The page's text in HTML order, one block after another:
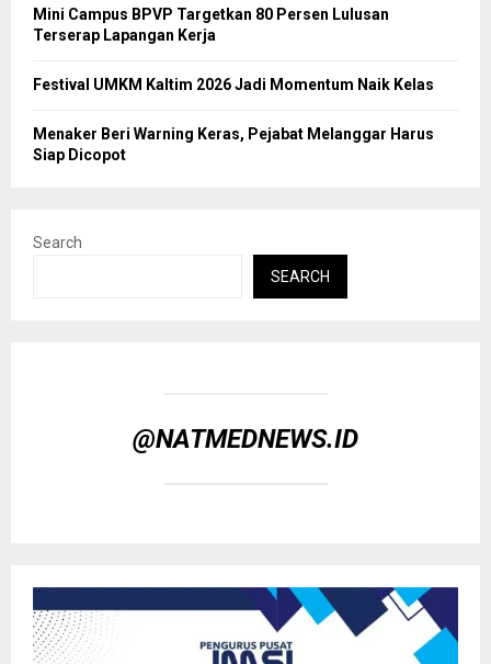
Mini Campus BPVP Targetkan 80 Persen Lulusan
Terserap Lapangan Kerja
Festival UMKM Kaltim 2026 Jadi Momentum Naik Kelas
Menaker Beri Warning Keras, Pejabat Melanggar Harus
Siap Dicopot
Search
SEARCH
@NATMEDNEWS.ID